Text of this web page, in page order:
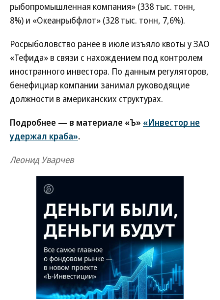
рыбопромышленная компания» (338 тыс. тонн,
8%) и «Океанрыбфлот» (328 тыс. тонн, 7,6%).
Росрыболовство ранее в июле изъяло квоты у ЗАО
«Тефида» в связи с нахождением под контролем
иностранного инвестора. По данным регуляторов,
бенефициар компании занимал руководящие
должности в американских структурах.
Подробнее — в материале «Ъ» «Инвестор не
удержал краба».
Леонид Уварчев